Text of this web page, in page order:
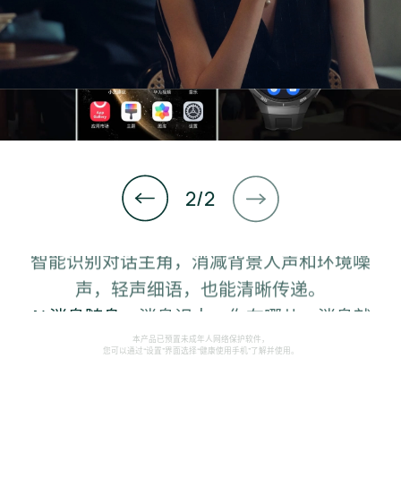
智能识别对话主角，消减背景人声和环境噪
声，轻声细语，也能清晰传递。
AI 消息随身，消息识人，你在哪儿，消息就
流转到哪儿，仅你可见⁠12。
2/2
本产品已预置未成年人网络保护软件，
您可以通过“设置”界面选择“健康使用手机”了解并使⁠用。